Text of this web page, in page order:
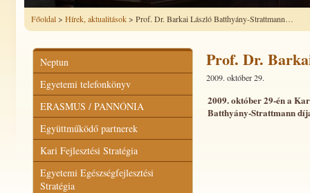
Főoldal> Hírek, aktualitások> Prof. Dr. Barkai László Batthyány-Strattmann…
Neptun
Egyetemi telefonkönyv
ERASMUS / PANNÓNIA
Együttműködő partnerek
Kari Fejlesztési Stratégia
Egyetemi Egészségfejlesztési
Stratégia
Prof. Dr.
2009. október 29.
2009. október 29-én a
Batthyány-Strattmann